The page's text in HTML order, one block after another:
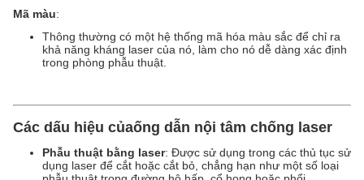
Mã màu:
Thông thường có một hệ thống mã hóa màu sắc để chỉ ra
khả năng kháng laser của nó, làm cho nó dễ dàng xác định
trong phòng phẫu thuật.
Các dấu hiệu củaống dẫn nội tâm chống laser
Phẫu thuật bằng laser: Được sử dụng trong các thủ tục sử
dụng laser để cắt hoặc cắt bỏ, chẳng hạn như một số loại